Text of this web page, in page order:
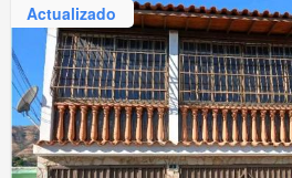
Actualizado